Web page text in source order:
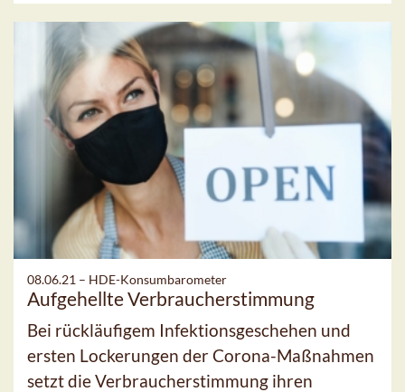
08.06.21 – HDE-Konsumbarometer
Aufgehellte Verbraucherstimmung
Bei rückläufigem Infektionsgeschehen und
ersten Lockerungen der Corona-Maßnahmen
setzt die Verbraucherstimmung ihren